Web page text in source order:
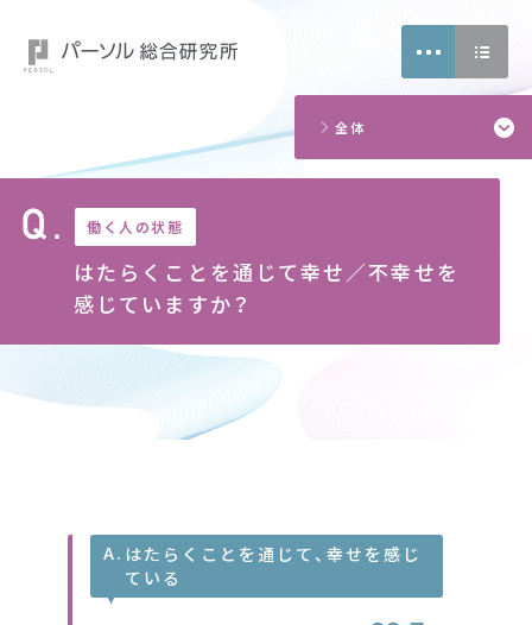
本調査に関するお問い合わせはこちら
問い合わせフォーム
働く人の状態
はたらくことを通じて幸せ／不幸せを
感じていますか？
全体
A. はたらくことを通じて、幸せを感じ
ている